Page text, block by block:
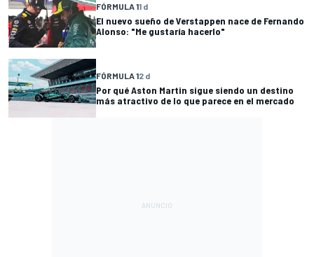
FÓRMULA 11 d
El nuevo sueño de Verstappen nace de Fernando
Alonso: "Me gustaría hacerlo"
FÓRMULA 12 d
Por qué Aston Martin sigue siendo un destino
más atractivo de lo que parece en el mercado